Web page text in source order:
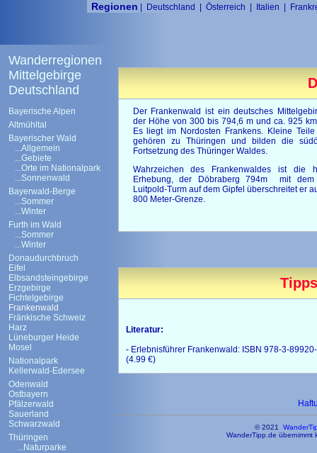
Regionen Deutschland Österreich Italien
Wanderregionen
Mittelgebirge
Deutschland
Bayerische Alpen
Altmühltal
Bayerischer Wald
...Allgemein
...Gebiete
...Orte im Nationalpark
...Sonnenwald
Bayerwald-Berge
...Sommer
...Winter
Furth im Wald
...Sommer
...Winter
Donaudurchbruch
Eifel
Elbsandsteingebirge
Erzgebirge
Fichtelgebirge
Frankenwald
Fränkische Schweiz
Harz
Lüneburger Heide
Mosel
Nationalpark
Kellerwald-Edersee
Odenwald
Ostbayern
Pfälzerwald
Sauerland
Schwarzwald
Thüringen
...Naturparke
Der Frankenwald ist ein deutsches
der Höhe von 300 bis 794,6 m und ca. 925
Es liegt im Nordosten Frankens. Kleine
gehören zu Thüringen und bilden die
Fortsetzung des Thüringer Waldes.
Wahrzeichen des Frankenwaldes ist die
Erhebung, der Döbraberg 794m mit dem
Luitpold-Turm auf dem Gipfel überschreitet er
800 Meter-Grenze.
Literatur:
- Erlebnisführer Frankenwald: ISBN 978-3-
(4.99 €)
© 2021
WanderTipp.de übernimmt